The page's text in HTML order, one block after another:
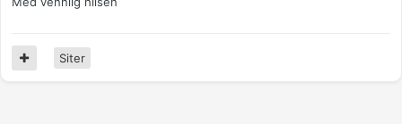
Siter